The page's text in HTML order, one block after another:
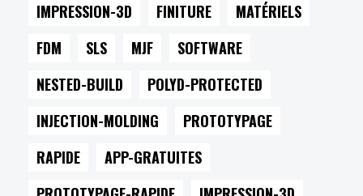
IMPRESSION-3D FINITURE
MATÉRIELS
FDM
SLS MJF
SOFTWARE
NESTED-BUILD
POLYD-PROTECTED
INJECTION-MOLDING
PROTOTYPAGE
RAPIDE
APP-GRATUITES